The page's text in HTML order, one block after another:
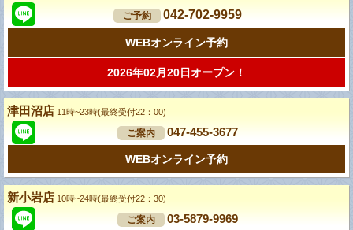
ご予約 042-702-9959
WEBオンライン予約
2026年02月20日オープン！
津田沼店 11時~23時(最終受付22：00)
ご案内 047-455-3677
WEBオンライン予約
新小岩店 10時~24時(最終受付22：30)
ご案内 03-5879-9969